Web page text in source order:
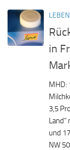
in
MHD:
3,5
und
NW